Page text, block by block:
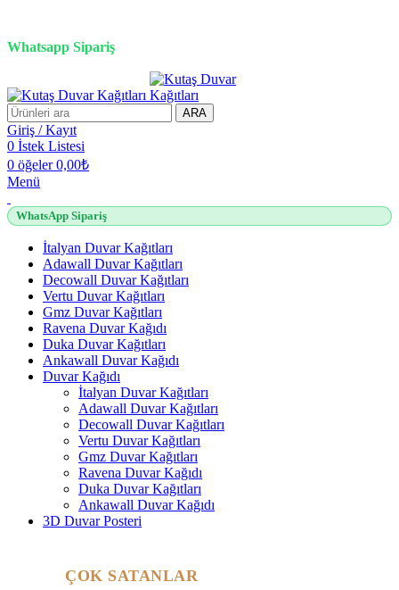
Whatsapp Sipariş
ARA
Giriş / Kayıt
0 İstek Listesi
0 öğeler 0,00₺
Menü
WhatsApp Sipariş
İtalyan Duvar Kağıtları
Adawall Duvar Kağıtları
Decowall Duvar Kağıtları
Vertu Duvar Kağıtları
Gmz Duvar Kağıtları
Ravena Duvar Kağıdı
Duka Duvar Kağıtları
Ankawall Duvar Kağıdı
Duvar Kağıdı
İtalyan Duvar Kağıtları
Adawall Duvar Kağıtları
Decowall Duvar Kağıtları
Vertu Duvar Kağıtları
Gmz Duvar Kağıtları
Ravena Duvar Kağıdı
Duka Duvar Kağıtları
Ankawall Duvar Kağıdı
3D Duvar Posteri
ÇOK SATANLAR